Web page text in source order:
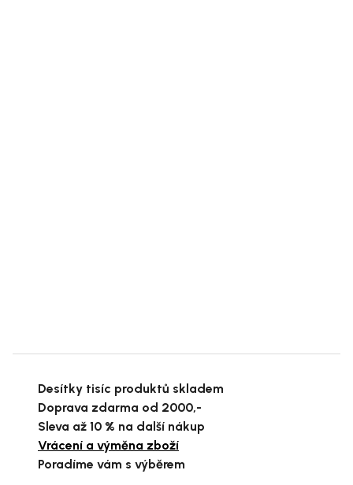
Desítky tisíc produktů skladem
Doprava zdarma od 2000,-
Sleva až 10 % na další nákup
Vrácení a výměna zboží
Poradíme vám s výběrem